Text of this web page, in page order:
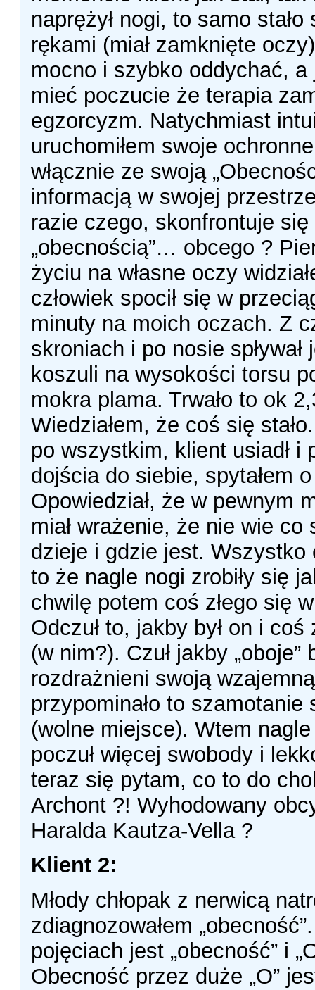
naprężył nogi, to samo
rękami (miał zamknięte
mocno i szybko oddychać, a
mieć poczucie że terapia
egzorcyzm. Natychmiast
uruchomiłem swoje
włącznie ze swoją
informacją w swojej
razie czego, skonfrontuje się
„obecnością”… obcego ?
życiu na własne oczy
człowiek spocił się w
minuty na moich oczach. Z
skroniach i po nosie spływał
koszuli na wysokości torsu
mokra plama. Trwało to ok
Wiedziałem, że coś się
po wszystkim, klient usiadł i
dojścia do siebie, spytałem
Opowiedział, że w pewnym
miał wrażenie, że nie wie co
dzieje i gdzie jest. Wszystko
to że nagle nogi zrobiły się
chwilę potem coś złego się
Odczuł to, jakby był on i coś
(w nim?). Czuł jakby „oboje”
rozdrażnieni swoją
przypominało to szamotanie
(wolne miejsce). Wtem
poczuł więcej swobody i
teraz się pytam, co to do
Archont ?! Wyhodowany
Haralda Kautza-Vella ?
Klient 2:
Młody chłopak z nerwicą
zdiagnozowałem
pojęciach jest „obecność” i
Obecność przez duże „O”